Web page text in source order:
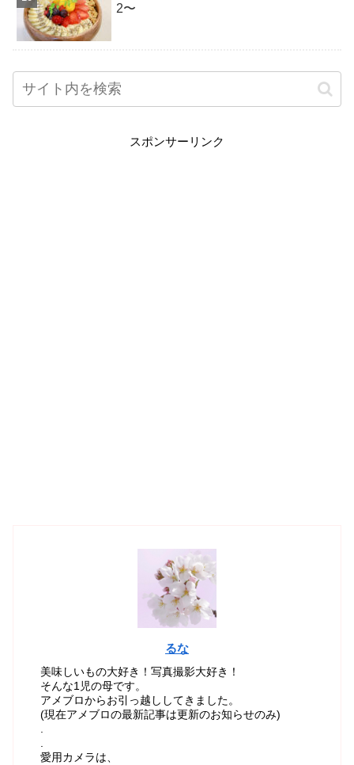
2〜
スポンサーリンク
るな
美味しいもの大好き！写真撮影大好き！
そんな1児の母です。
アメブロからお引っ越ししてきました。
(現在アメブロの最新記事は更新のお知らせのみ)
.
.
愛用カメラは、